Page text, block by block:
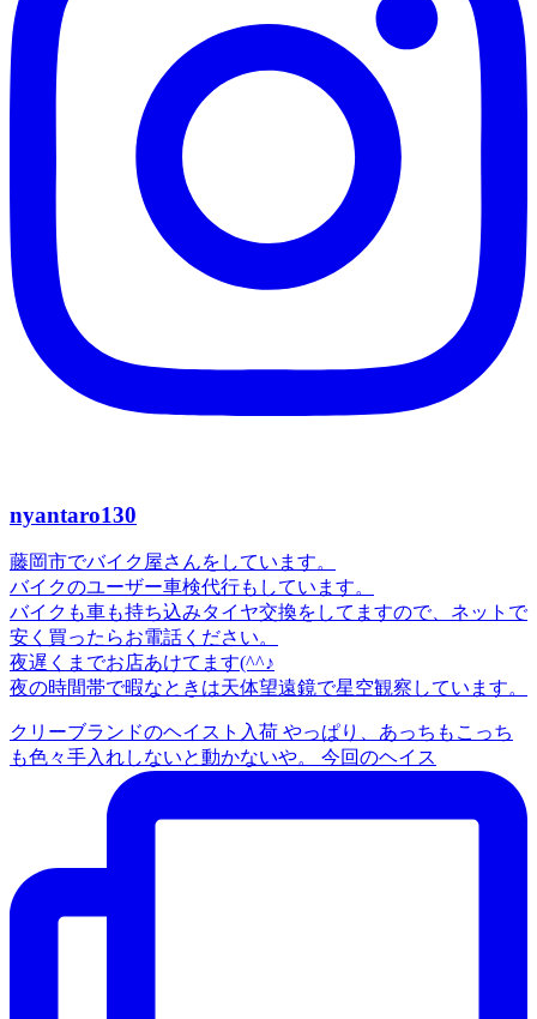
nyantaro130
藤岡市でバイク屋さんをしています。
バイクのユーザー車検代行もしています。
バイクも車も持ち込みタイヤ交換をしてますので、ネットで
安く買ったらお電話ください。
夜遅くまでお店あけてます(^^♪
夜の時間帯で暇なときは天体望遠鏡で星空観察しています。
クリーブランドのヘイスト入荷 やっぱり、あっちもこっち
も色々手入れしないと動かないや。 今回のヘイス